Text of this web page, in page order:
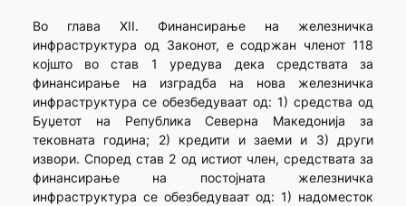
Во глава XII. Финансирање на железничка
инфраструктура од Законот, е содржан членот 118
којшто во став 1 уредува дека средствата за
финансирање на изградба на нова железничка
инфраструктура се обезбедуваат од: 1) средства од
Буџетот на Република Северна Македонија за
тековната година; 2) кредити и заеми и 3) други
извори. Според став 2 од истиот член, средствата за
финансирање на постојната железничка
инфраструктура се обезбедуваат од: 1) надоместок